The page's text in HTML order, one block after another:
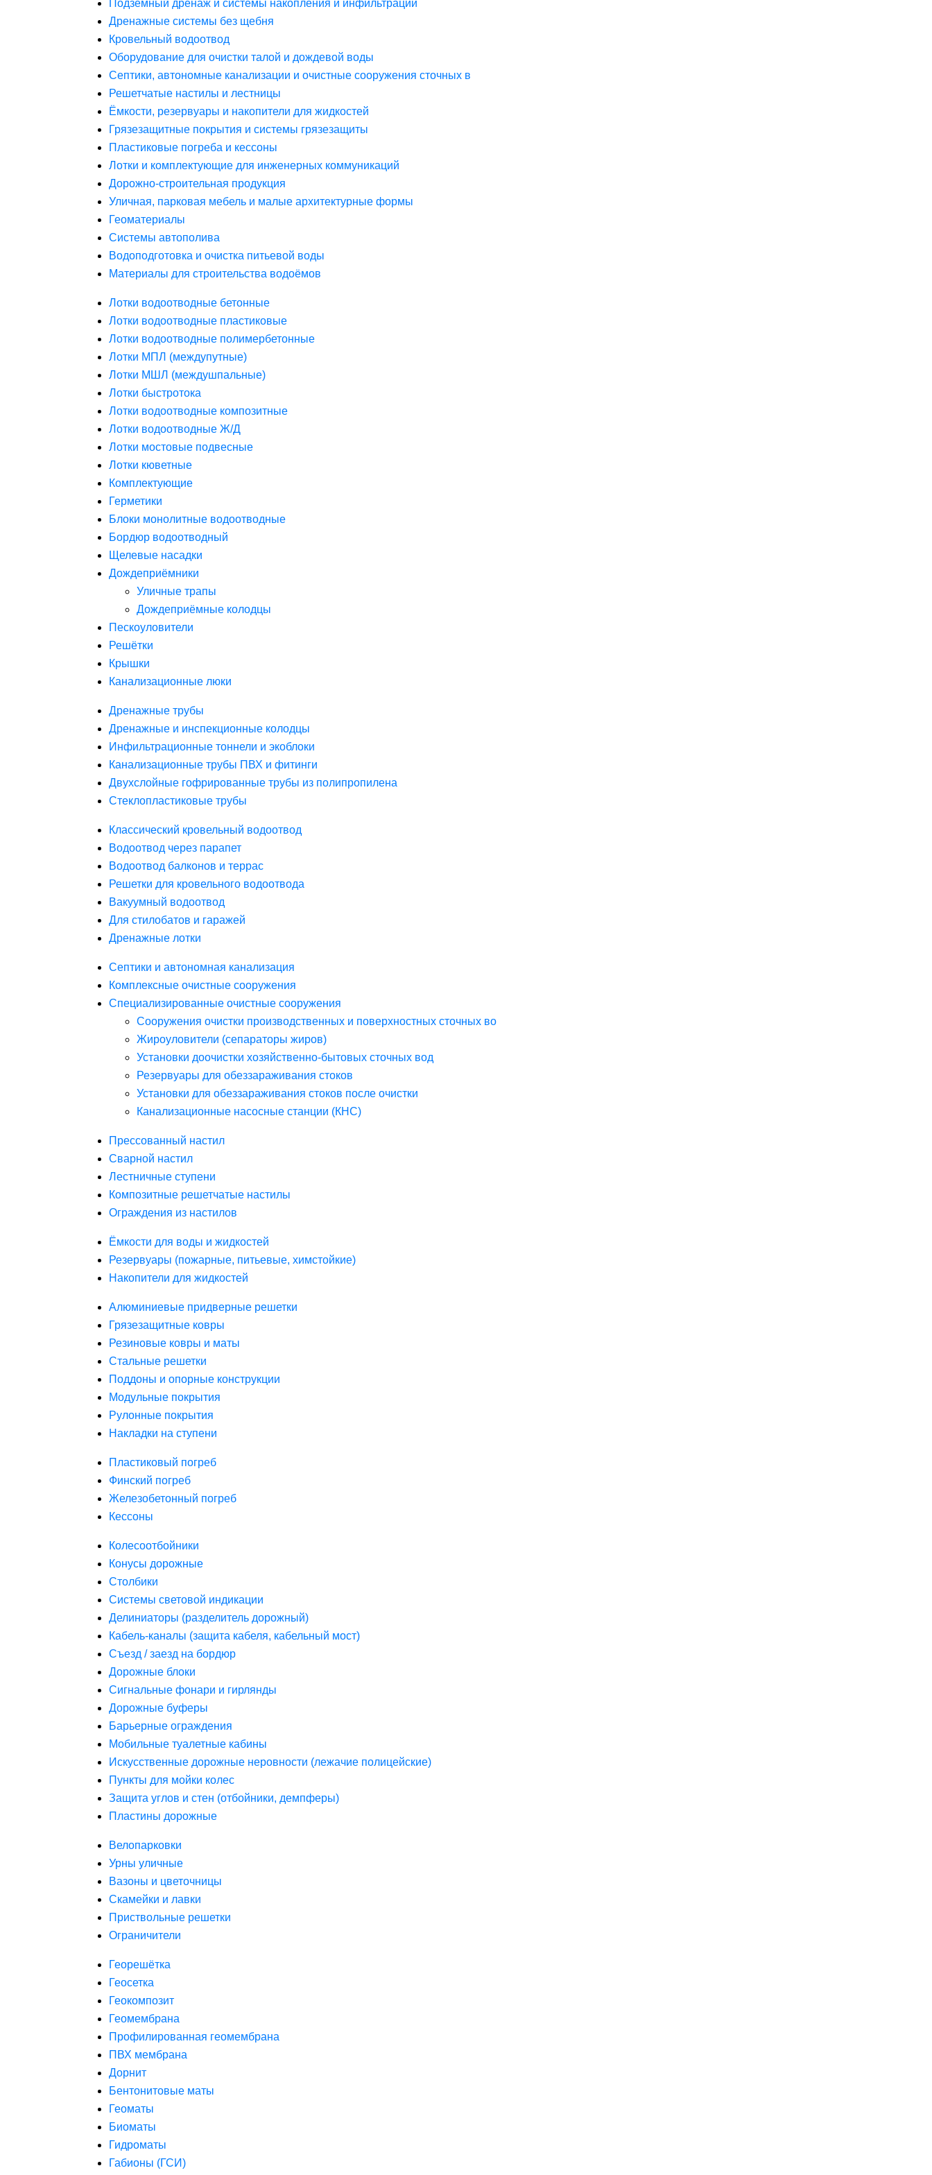
Подземный дренаж и системы накопления и инфильтрации
Дренажные системы без щебня
Кровельный водоотвод
Оборудование для очистки талой и дождевой воды
Септики, автономные канализации и очистные сооружения сточных в
Решетчатые настилы и лестницы
Ёмкости, резервуары и накопители для жидкостей
Грязезащитные покрытия и системы грязезащиты
Пластиковые погреба и кессоны
Лотки и комплектующие для инженерных коммуникаций
Дорожно-строительная продукция
Уличная, парковая мебель и малые архитектурные формы
Геоматериалы
Системы автополива
Водоподготовка и очистка питьевой воды
Материалы для строительства водоёмов
Лотки водоотводные бетонные
Лотки водоотводные пластиковые
Лотки водоотводные полимербетонные
Лотки МПЛ (междупутные)
Лотки МШЛ (междушпальные)
Лотки быстротока
Лотки водоотводные композитные
Лотки водоотводные Ж/Д
Лотки мостовые подвесные
Лотки кюветные
Комплектующие
Герметики
Блоки монолитные водоотводные
Бордюр водоотводный
Щелевые насадки
Дождеприёмники
Уличные трапы
Дождеприёмные колодцы
Пескоуловители
Решётки
Крышки
Канализационные люки
Дренажные трубы
Дренажные и инспекционные колодцы
Инфильтрационные тоннели и экоблоки
Канализационные трубы ПВХ и фитинги
Двухслойные гофрированные трубы из полипропилена
Стеклопластиковые трубы
Классический кровельный водоотвод
Водоотвод через парапет
Водоотвод балконов и террас
Решетки для кровельного водоотвода
Вакуумный водоотвод
Для стилобатов и гаражей
Дренажные лотки
Септики и автономная канализация
Комплексные очистные сооружения
Специализированные очистные сооружения
Сооружения очистки производственных и поверхностных сточных во
Жироуловители (сепараторы жиров)
Установки доочистки хозяйственно-бытовых сточных вод
Резервуары для обеззараживания стоков
Установки для обеззараживания стоков после очистки
Канализационные насосные станции (КНС)
Прессованный настил
Сварной настил
Лестничные ступени
Композитные решетчатые настилы
Ограждения из настилов
Ёмкости для воды и жидкостей
Резервуары (пожарные, питьевые, химстойкие)
Накопители для жидкостей
Алюминиевые придверные решетки
Грязезащитные ковры
Резиновые ковры и маты
Стальные решетки
Поддоны и опорные конструкции
Модульные покрытия
Рулонные покрытия
Накладки на ступени
Пластиковый погреб
Финский погреб
Железобетонный погреб
Кессоны
Колесоотбойники
Конусы дорожные
Столбики
Системы световой индикации
Делиниаторы (разделитель дорожный)
Кабель-каналы (защита кабеля, кабельный мост)
Съезд / заезд на бордюр
Дорожные блоки
Сигнальные фонари и гирлянды
Дорожные буферы
Барьерные ограждения
Мобильные туалетные кабины
Искусственные дорожные неровности (лежачие полицейские)
Пункты для мойки колес
Защита углов и стен (отбойники, демпферы)
Пластины дорожные
Велопарковки
Урны уличные
Вазоны и цветочницы
Скамейки и лавки
Приствольные решетки
Ограничители
Георешётка
Геосетка
Геокомпозит
Геомембрана
Профилированная геомембрана
ПВХ мембрана
Дорнит
Бентонитовые маты
Геоматы
Биоматы
Гидроматы
Габионы (ГСИ)